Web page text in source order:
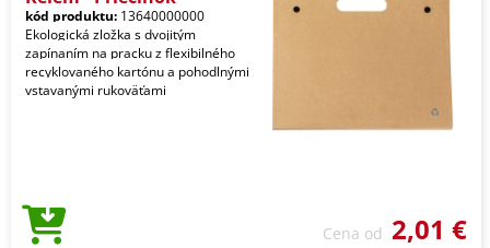
kód produktu: 13640000000
Ekologická zložka s dvojitým
zapínaním na pracku z flexibilného
recyklovaného kartónu a pohodlnými
vstavanými rukoväťami
Cena od 2,01 €